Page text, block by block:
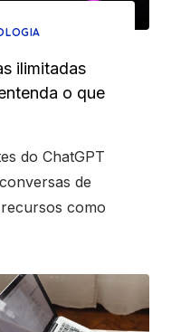
ilimitadas
o que
do ChatGPT
de
como